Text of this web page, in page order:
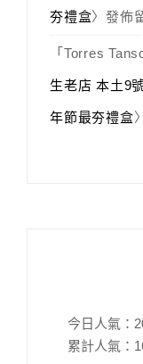
夯禮盒〉發佈
「 Torres
生老店 本土9
年節最夯禮盒
今日人氣：
累計人氣：